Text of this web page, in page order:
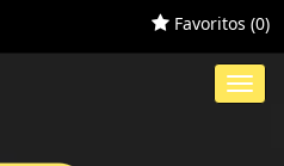
Favoritos (0)